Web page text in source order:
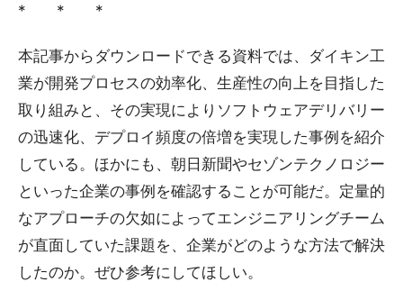
* * *
本記事からダウンロードできる資料では、ダイキン工
業が開発プロセスの効率化、生産性の向上を目指した
取り組みと、その実現によりソフトウェアデリバリー
の迅速化、デプロイ頻度の倍増を実現した事例を紹介
している。ほかにも、朝日新聞やセゾンテクノロジー
といった企業の事例を確認することが可能だ。定量的
なアプローチの欠如によってエンジニアリングチーム
が直面していた課題を、企業がどのような方法で解決
したのか。ぜひ参考にしてほしい。